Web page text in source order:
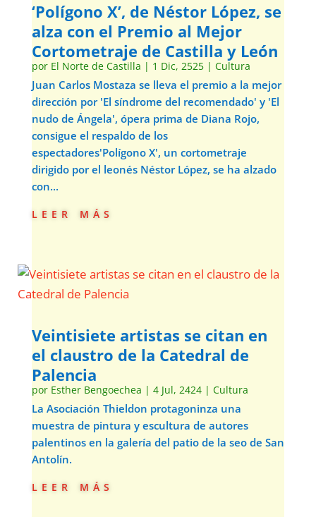
‘Polígono X’, de Néstor López, se
alza con el Premio al Mejor
Cortometraje de Castilla y León
por El Norte de Castilla | 1 Dic, 2525| Cultura
Juan Carlos Mostaza se lleva el premio a la mejor
dirección por 'El síndrome del recomendado' y 'El
nudo de Ángela', ópera prima de Diana Rojo,
consigue el respaldo de los
espectadores'Polígono X', un cortometraje
dirigido por el leonés Néstor López, se ha alzado
con...
leer más
Veintisiete artistas se citan en
el claustro de la Catedral de
Palencia
por Esther Bengoechea | 4 Jul, 2424| Cultura
La Asociación Thieldon protagoninza una
muestra de pintura y escultura de autores
palentinos en la galería del patio de la seo de San
Antolín.
leer más